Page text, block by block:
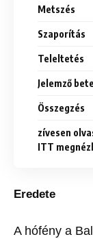
Metszés
Szaporítás
Teleltetés
Jelemző
Összegzés
zívesen
ITT
Eredete
A hófény a